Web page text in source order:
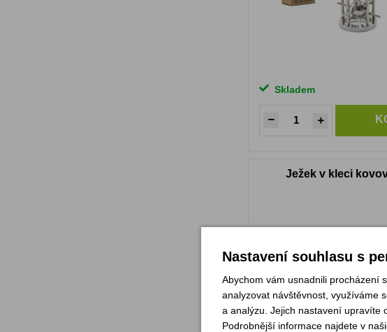
Skladem
Ježek v kleci
Nastavení souhlasu s
Abychom vám usnadnili procházení
analyzovat návštěvnost, využíváme
a analýzu. Jejich nastavení upravíte
Podrobnější informace najdete v